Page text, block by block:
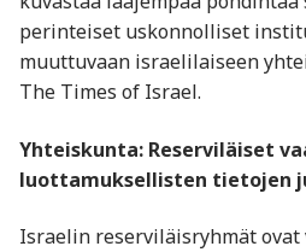
perinteiset uskonnolliset
muuttuvaan israelilaiseen
The Times of Israel.
Yhteiskunta: Reserviläiset
luottamuksellisten tietojen
Israelin reserviläisryhmät ovat